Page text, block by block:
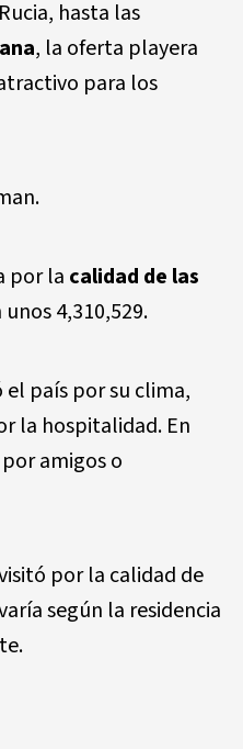
hasta las
, la oferta playera
para los
por la calidad de las
4,310,529.
el país por su clima,
la hospitalidad. En
amigos o
por la calidad de
según la residencia